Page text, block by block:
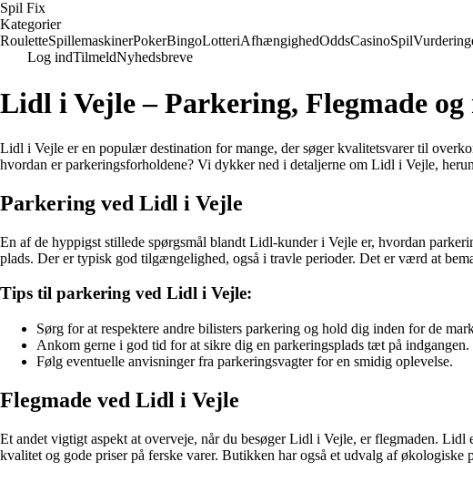
Spil Fix
Kategorier
RouletteSpillemaskinerPokerBingoLotteriAfhængighedOddsCasinoSpil
Log indTilmeldNyhedsbreve
Lidl i Vejle – Parkering, Flegmade og
Lidl i Vejle er en populær destination for mange, der søger kvalitetsvarer til
hvordan er parkeringsforholdene? Vi dykker ned i detaljerne om Lidl i Vejle,
Parkering ved Lidl i Vejle
En af de hyppigst stillede spørgsmål blandt Lidl-kunder i Vejle er, hvordan
plads. Der er typisk god tilgængelighed, også i travle perioder. Det er værd at
Tips til parkering ved Lidl i Vejle:
Sørg for at respektere andre bilisters parkering og hold dig inden for de
Ankom gerne i god tid for at sikre dig en parkeringsplads tæt på indgangen.
Følg eventuelle anvisninger fra parkeringsvagter for en smidig oplevelse.
Flegmade ved Lidl i Vejle
Et andet vigtigt aspekt at overveje, når du besøger Lidl i Vejle, er flegmaden.
kvalitet og gode priser på ferske varer. Butikken har også et udvalg af